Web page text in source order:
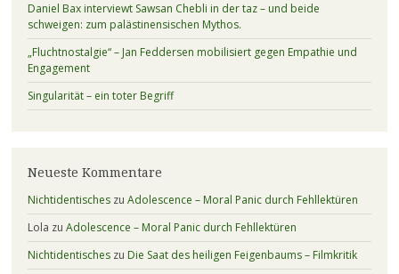
Daniel Bax interviewt Sawsan Chebli in der taz – und beide
schweigen: zum palästinensischen Mythos.
„Fluchtnostalgie“ – Jan Feddersen mobilisiert gegen Empathie und
Engagement
Singularität – ein toter Begriff
Neueste Kommentare
Nichtidentischeszu Adolescence – Moral Panic durch Fehllektüren
Lola zu Adolescence – Moral Panic durch Fehllektüren
Nichtidentischeszu Die Saat des heiligen Feigenbaums – Filmkritik